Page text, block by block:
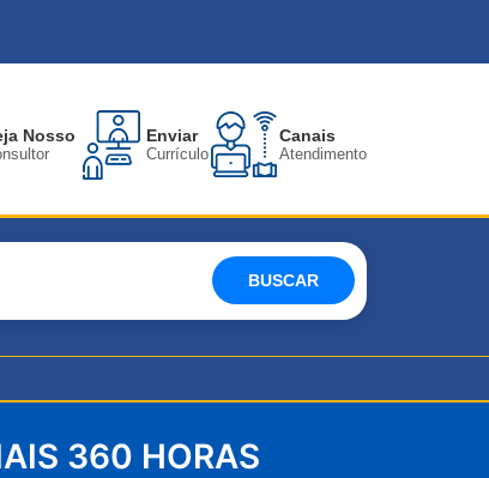
Nosso Enviar
Currículo
Canais
Atendimento
BUSCAR
360 HORAS